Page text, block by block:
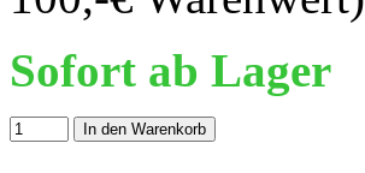
Sofort ab Lager
In den Warenkorb